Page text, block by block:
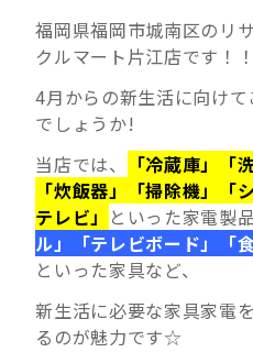
福岡県福岡市城南区のリ
クルマート片江店です！！
4月からの新生活に向け
でしょうか!
当店では、
「冷蔵庫」「
「炊飯器」「掃除機」「
テレビ」 といった家電製品
ル」「テレビボード」「
といった家具など、
新生活に必要な家具家電
るのが魅力です☆